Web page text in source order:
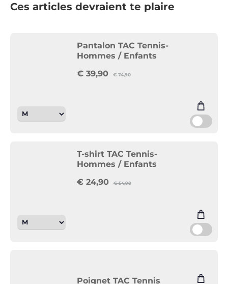
Ces articles devraient te plaire
Pantalon TAC Tennis-
Hommes / Enfants
€ 39,90 €74,90
T-shirt TAC Tennis-
Hommes / Enfants
€ 24,90 €54,90
Poignet TAC Tennis